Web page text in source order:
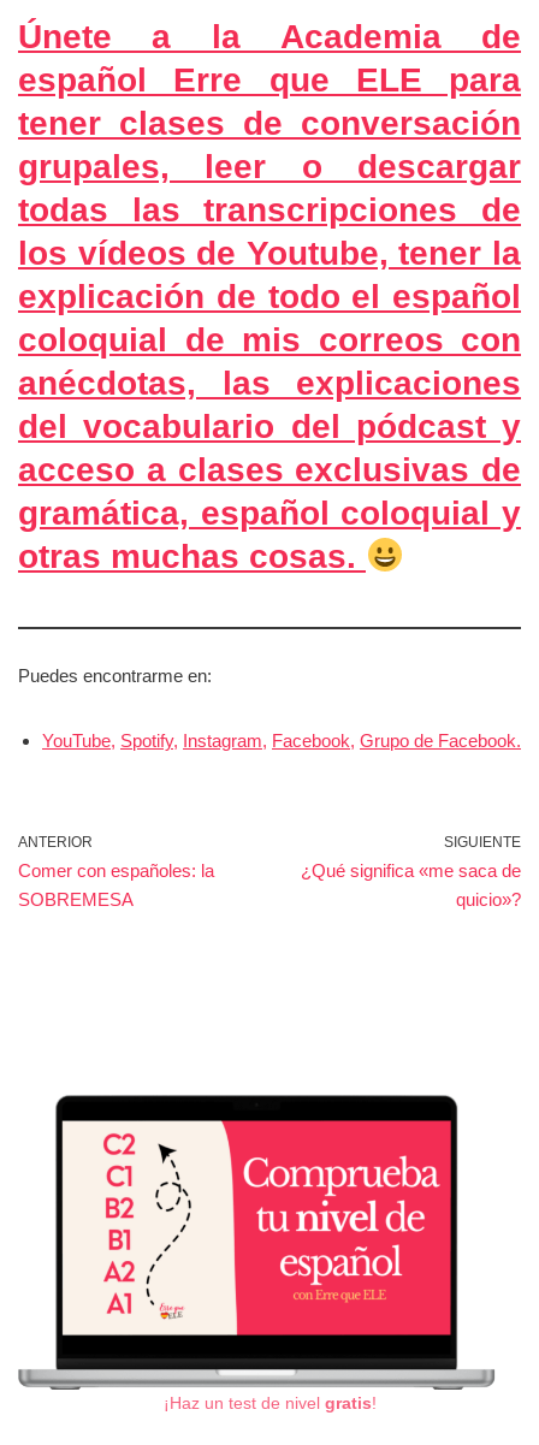
Únete a la Academia de
español Erre que ELE para
tener clases de conversación
grupales, leer o descargar
todas las transcripciones de
los vídeos de Youtube, tener la
explicación de todo el español
coloquial de mis correos con
anécdotas, las explicaciones
del vocabulario del pódcast y
acceso a clases exclusivas de
gramática, español coloquial y
otras muchas cosas.
Puedes encontrarme en:
YouTube, Spotify, Instagram, Facebook, Grupo de Facebook.
ANTERIOR
Comer con españoles: la
SOBREMESA
SIGUIENTE
¿Qué significa «me saca de
quicio»?
¡Haz un test de nivel gratis!